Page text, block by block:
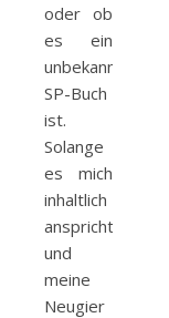
oder ob
es ein
unbekannter
SP-Buch
ist.
Solange
es mich
inhaltlich
anspricht
und
meine
Neugier